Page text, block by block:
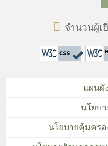
จำนวนผู้เ
แผนผั
นโยบ
นโยบายคุ้มคร